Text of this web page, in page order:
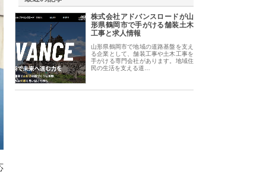
株式会社アドバンスロードが山
形県鶴岡市で手がける舗装土木
工事と求人情報
山形県鶴岡市で地域の道路基盤を支え
る企業として、舗装工事や土木工事を
手がける専門会社があります。地域住
民の生活を支える道…